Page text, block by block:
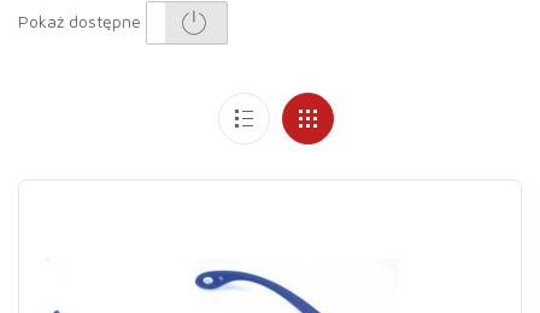
Pokaż dostępne